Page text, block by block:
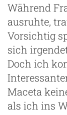
Während
ausruhte,
Vorsichtig
sich
Doch ich
Maceta
als ich ins